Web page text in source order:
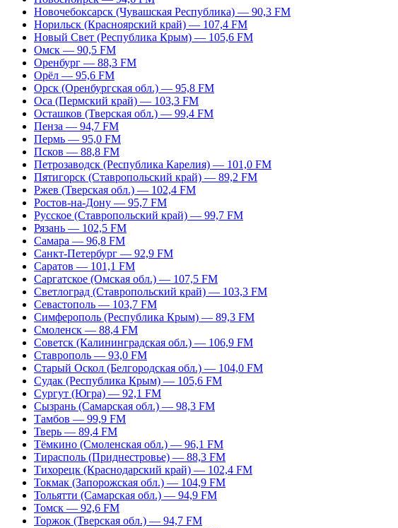
Новочебоксарск (Чувашская Республика) — 90,3 FM
Норильск (Красноярский край) — 107,4 FM
Новый Свет (Республика Крым) — 105,6 FM
Омск — 90,5 FM
Оренбург — 88,3 FM
Орёл — 95,6 FM
Орск (Оренбургская обл.) — 95,8 FM
Оса (Пермский край) — 103,3 FM
Осташков (Тверская обл.) — 99,4 FM
Пенза — 94,7 FM
Пермь — 95,0 FM
Псков — 88,8 FM
Петрозаводск (Республика Карелия) — 101,0 FM
Пятигорск (Ставропольский край) — 89,2 FM
Ржев (Тверская обл.) — 102,4 FM
Ростов-на-Дону — 95,7 FM
Русское (Ставропольский край) — 99,7 FM
Рязань — 102,5 FM
Самара — 96,8 FM
Санкт-Петербург — 92,9 FM
Саратов — 101,1 FM
Саргатское (Омская обл.) — 107,5 FM
Светлоград (Ставропольский край) — 103,3 FM
Севастополь — 103,7 FM
Симферополь (Республика Крым) — 89,3 FM
Смоленск — 88,4 FM
Советск (Калининградская обл.) — 106,9 FM
Ставрополь — 93,0 FM
Старый Оскол (Белгородская обл.) — 104,0 FM
Судак (Республика Крым) — 105,6 FM
Сургут (Югра) — 92,1 FM
Сызрань (Самарская обл.) — 98,3 FM
Тамбов — 99,9 FM
Тверь — 89,4 FM
Тёмкино (Смоленская обл.) — 96,1 FM
Тирасполь (Приднестровье) — 88,3 FM
Тихорецк (Краснодарский край) — 102,4 FM
Токмак (Запорожская обл.) — 104,9 FM
Тольятти (Самарская обл.) — 94,9 FM
Томск — 92,6 FM
Торжок (Тверская обл.) — 94,7 FM